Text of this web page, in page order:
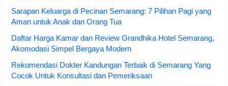
Sarapan Keluarga di Pecinan Semarang: 7 Pilihan Pagi yang
Aman untuk Anak dan Orang Tua
Daftar Harga Kamar dan Review Grandhika Hotel Semarang,
Akomodasi Simpel Bergaya Modern
Rekomendasi Dokter Kandungan Terbaik di Semarang Yang
Cocok Untuk Konsultasi dan Pemeriksaan